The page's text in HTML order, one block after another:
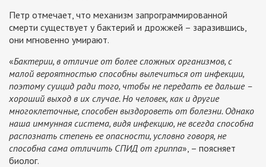
Петр отмечает, что механизм запрограммированной
смерти существует у бактерий и дрожжей – заразившись,
они мгновенно умирают.
«Бактерии, в отличие от более сложных организмов, с
малой вероятностью способны вылечиться от инфекции,
поэтому суицид ради того, чтобы не передать ее дальше –
хороший выход в их случае. Но человек, как и другие
многоклеточные, способен выздороветь от болезни. Однако
наша иммунная система, видя инфекцию, не всегда способна
распознать степень ее опасности, условно говоря, не
способна сама отличить СПИД от гриппа», – поясняет
биолог.